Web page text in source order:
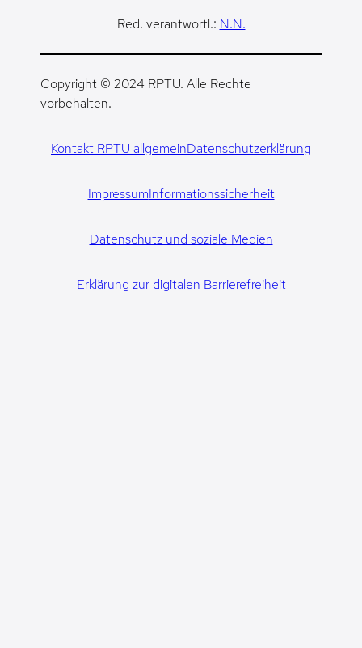
Red. verantwortl.: N.N.
Copyright © 2024 RPTU. Alle Rechte
vorbehalten.
Kontakt RPTU allgemeinDatenschutzerklärung
ImpressumInformationssicherheit
Datenschutz und soziale Medien
Erklärung zur digitalen Barrierefreiheit